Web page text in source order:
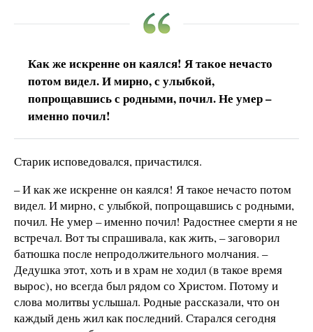
Как же искренне он каялся! Я такое нечасто
потом видел. И мирно, с улыбкой,
попрощавшись с родными, почил. Не умер –
именно почил!
Старик исповедовался, причастился.
– И как же искренне он каялся! Я такое нечасто потом
видел. И мирно, с улыбкой, попрощавшись с родными,
почил. Не умер – именно почил! Радостнее смерти я не
встречал. Вот ты спрашивала, как жить, – заговорил
батюшка после непродолжительного молчания. –
Дедушка этот, хоть и в храм не ходил (в такое время
вырос), но всегда был рядом со Христом. Потому и
слова молитвы услышал. Родные рассказали, что он
каждый день жил как последний. Старался сегодня